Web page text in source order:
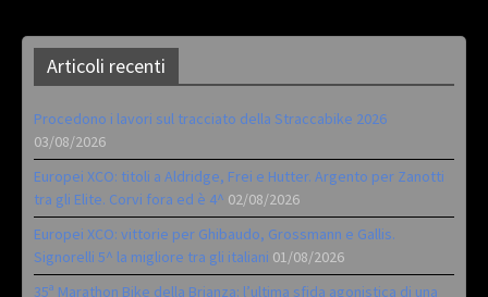
Articoli recenti
Procedono i lavori sul tracciato della Straccabike 2026
03/08/2026
Europei XCO: titoli a Aldridge, Frei e Hutter. Argento per Zanotti
tra gli Elite. Corvi fora ed è 4^ 02/08/2026
Europei XCO: vittorie per Ghibaudo, Grossmann e Gallis.
Signorelli 5^ la migliore tra gli italiani 01/08/2026
35ª Marathon Bike della Brianza: l’ultima sfida agonistica di una